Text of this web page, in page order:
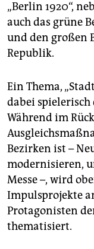
„Berlin 1920“,
auch das grüne
und den großen
Republik.
Ein Thema,
dabei spielerisch
Während im
Bezirken ist –
modernisieren,
Messe –, wird
Impulsprojekte
Protagonisten
thematisiert.